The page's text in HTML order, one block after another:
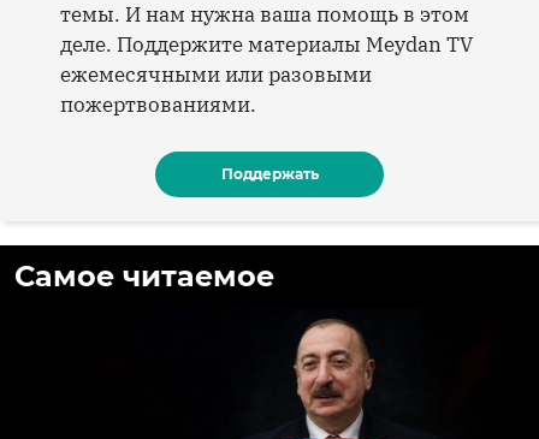
темы. И нам нужна ваша помощь в этом
деле. Поддержите материалы Meydan TV
ежемесячными или разовыми
пожертвованиями.
Поддержать
Самое читаемое